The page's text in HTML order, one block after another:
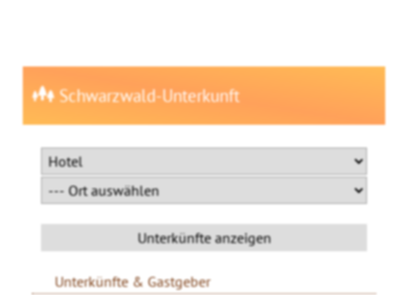
Schwarzwald-Unterkunft
Unterkünfte & Gastgeber